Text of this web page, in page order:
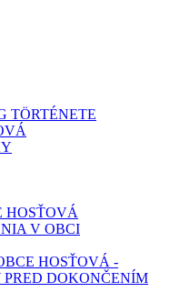
TÖRTÉNETE
HOSŤOVÁ
V OBCI
HOSŤOVÁ -
PRED DOKONČENÍM